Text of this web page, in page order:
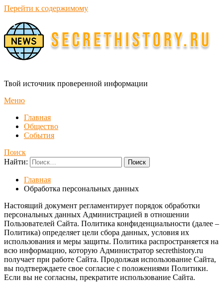
Перейти к содержимому
Твой источник проверенной информации
Меню
Главная
Общество
События
Поиск
Найти:
Главная
Обработка персональных данных
Настоящий документ регламентирует порядок обработки
персональных данных Администрацией в отношении
Пользователей Сайта. Политика конфиденциальности (далее –
Политика) определяет цели сбора данных, условия их
использования и меры защиты. Политика распространяется на
всю информацию, которую Администратор secrethistory.ru
получает при работе Сайта. Продолжая использование Сайта,
вы подтверждаете свое согласие с положениями Политики.
Если вы не согласны, прекратите использование Сайта.